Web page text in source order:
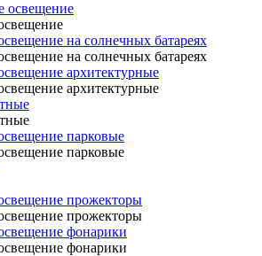
освещение
на солнечных батареях
на солнечных батареях
архитектурные
архитектурные
парковые
парковые
прожекторы
прожекторы
фонарики
фонарики